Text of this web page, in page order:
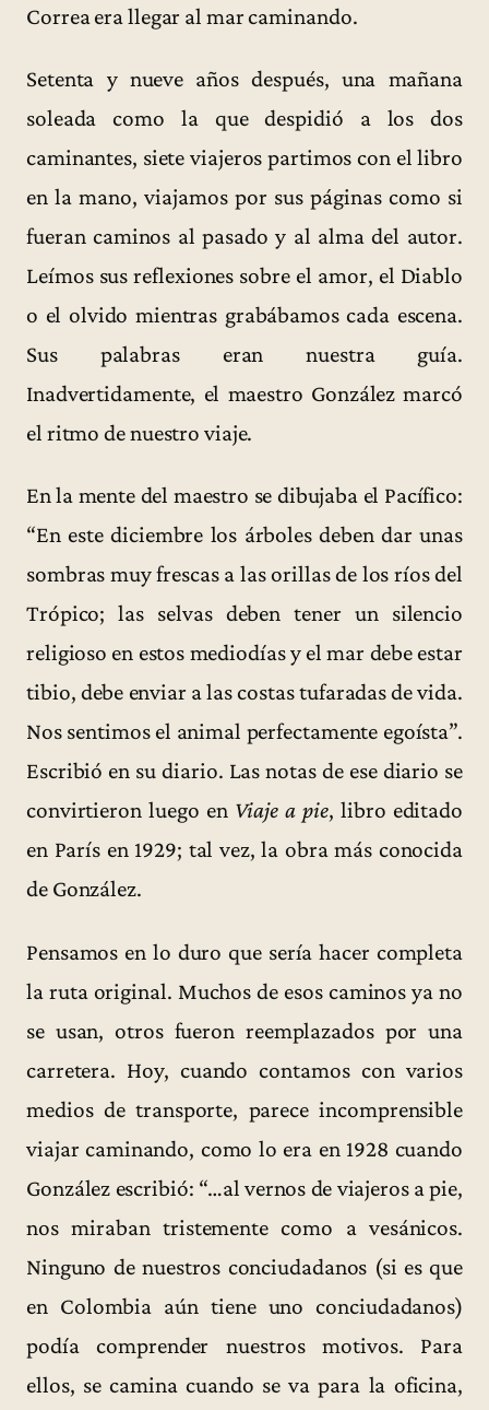
Correa era llegar al mar caminando.
Setenta y nueve años después, una mañana
soleada como la que despidió a los dos
caminantes, siete viajeros partimos con el libro
en la mano, viajamos por sus páginas como si
fueran caminos al pasado y al alma del autor.
Leímos sus reflexiones sobre el amor, el Diablo
o el olvido mientras grabábamos cada escena.
Sus palabras eran nuestra guía.
Inadvertidamente, el maestro González marcó
el ritmo de nuestro viaje.
En la mente del maestro se dibujaba el Pacífico:
“En este diciembre los árboles deben dar unas
sombras muy frescas a las orillas de los ríos del
Trópico; las selvas deben tener un silencio
religioso en estos mediodías y el mar debe estar
tibio, debe enviar a las costas tufaradas de vida.
Nos sentimos el animal perfectamente egoísta”.
Escribió en su diario. Las notas de ese diario se
convirtieron luego en Viaje a pie, libro editado
en París en 1929; tal vez, la obra más conocida
de González.
Pensamos en lo duro que sería hacer completa
la ruta original. Muchos de esos caminos ya no
se usan, otros fueron reemplazados por una
carretera. Hoy, cuando contamos con varios
medios de transporte, parece incomprensible
viajar caminando, como lo era en 1928 cuando
González escribió: “…al vernos de viajeros a pie,
nos miraban tristemente como a vesánicos.
Ninguno de nuestros conciudadanos (si es que
en Colombia aún tiene uno conciudadanos)
podía comprender nuestros motivos. Para
ellos, se camina cuando se va para la oficina,